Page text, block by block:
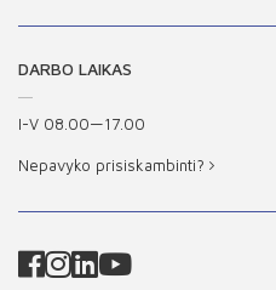
DARBO LAIKAS
I-V 08.00—17.00
Nepavyko prisiskambinti?